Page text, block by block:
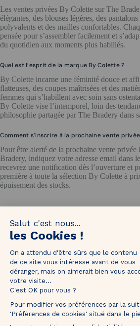
Les ventes privées By Colette sur The
élégantes, des blouses légères, des
polyvalents et des mailles confortables.
pensée pour s’assembler facilement et
du quotidien aux moments plus habillés.
Quel est l’esprit de la marque By Colette ?
By Colette incarne une féminité douce et
flatteuses, des coupes maîtrisées et des
femmes qui s’habillent avec soin sans
By Colette vise l’intemporel, loin des
philosophie partagée par The Bradery dans
Comment s’inscrire à la prochaine vente
Pour être alerté de la prochaine vente
Bradery, indiquez votre adresse email dans
recevrez une notification dès l’ouverture et
première à toute la sélection By Colette à
épuisement des stocks.